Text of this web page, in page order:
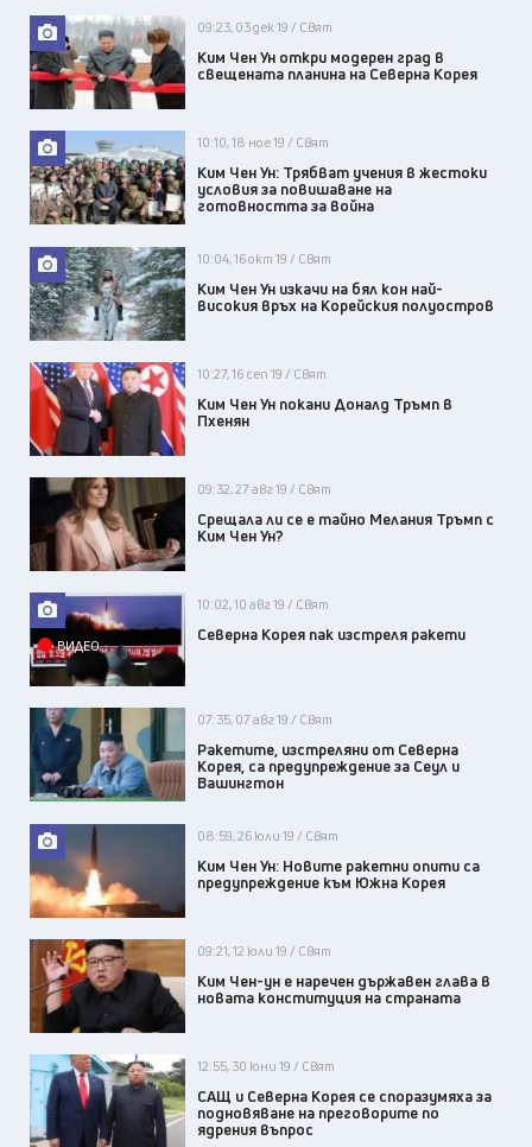
09:23, 03 дек 19 / Свят
Ким Чен Ун откри модерен град в
свещената планина на Северна Корея
10:10, 18 ное 19 / Свят
Ким Чен Ун: Трябват учения в жестоки
условия за повишаване на
готовността за война
10:04, 16 окт 19 / Свят
Ким Чен Ун изкачи на бял кон най-
високия връх на Корейския полуостров
10:27, 16 сеп 19 / Свят
Ким Чен Ун покани Доналд Тръмп в
Пхенян
09:32, 27 авг 19 / Свят
Срещала ли се е тайно Мелания Тръмп с
Ким Чен Ун?
ВИДЕО
10:02, 10 авг 19 / Свят
Северна Корея пак изстреля ракети
07:35, 07 авг 19 / Свят
Ракетите, изстреляни от Северна
Корея, са предупреждение за Сеул и
Вашингтон
08:59, 26 юли 19 / Свят
Ким Чен Ун: Новите ракетни опити са
предупреждение към Южна Корея
09:21, 12 юли 19 / Свят
Ким Чен-ун е наречен държавен глава в
новата конституция на страната
12:55, 30 юни 19 / Свят
САЩ и Северна Корея се споразумяха за
подновяване на преговорите по
ядрения въпрос